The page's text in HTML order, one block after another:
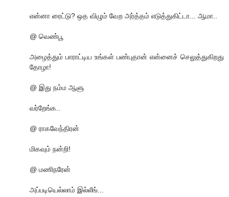
என்னா ரைட்டு? ஒத விழும் வேற அர்த்தம் எடுத்துகிட்டா... ஆமா..
@ வெண்பூ
அழைத்தும் பாராட்டிய உங்கள் பண்புதான் என்னைச் செலுத்துகிறது
தோழா!
@ இது நம்ம ஆளு
வர்றேங்க..
@ ராகவேந்திரன்
மிகவும் நன்றி!
@ மணிநரேன்
அப்படியெல்லாம் இல்லீங்...